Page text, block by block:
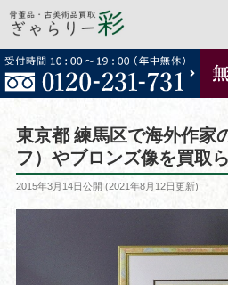
コ
ン
テ
東京都 練馬区で海外作家
フ）やブロンズ像を買取
投
2015年3月14日公開 (2021年8月12日更新)